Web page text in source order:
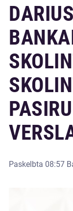
Paskelbta 08:57